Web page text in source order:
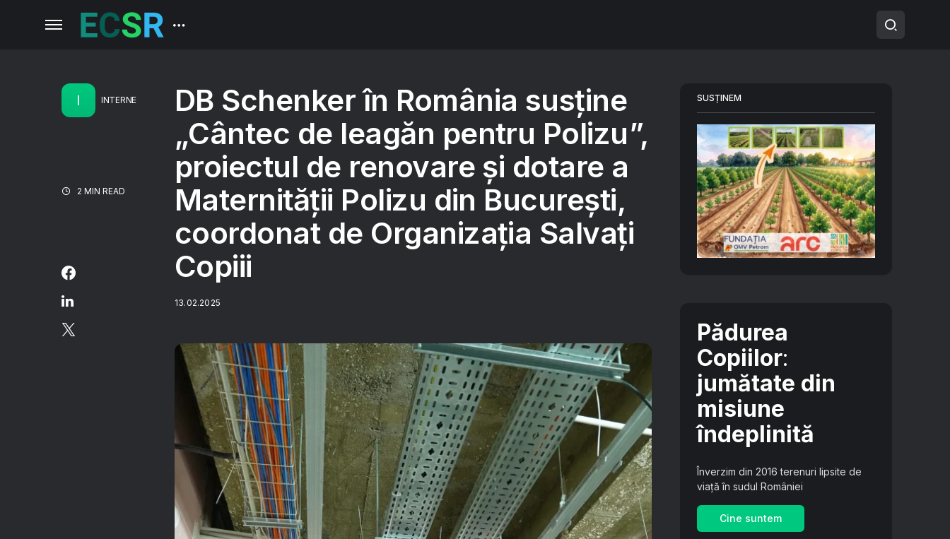
I INTERNE
2 MIN READ
DB Schenker în România susține
„Cântec de leagăn pentru Polizu”,
proiectul de renovare și dotare a
Maternității Polizu din București,
coordonat de Organizația Salvați
Copiii
13.02.2025
SUSȚINEM
Pădurea
Copiilor:
jumătate din
misiune
îndeplinită
Înverzim din 2016 terenuri lipsite de
viață în sudul României
Cine suntem